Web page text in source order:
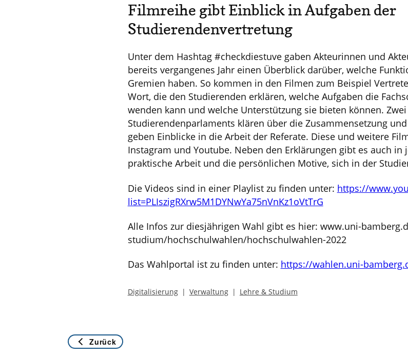
Filmreihe gibt Einblick in Aufgaben der
Studierendenvertretung
Unter dem Hashtag #checkdiestuve gaben Akteurinnen und
bereits vergangenes Jahr einen Überblick darüber, welche
Gremien haben. So kommen in den Filmen zum Beispiel
Wort, die den Studierenden erklären, welche Aufgaben die
wenden kann und welche Unterstützung sie bieten können.
Studierendenparlaments klären über die Zusammensetzung
geben Einblicke in die Arbeit der Referate. Diese und weitere
Instagram und Youtube. Neben den Erklärungen gibt es auch in
praktische Arbeit und die persönlichen Motive, sich in der
Die Videos sind in einer Playlist zu finden unter: https://
list=PLIszigRXrw5M1DYNwYa75nVnKz1oVtTrG
Alle Infos zur diesjährigen Wahl gibt es hier: www.uni-
studium/hochschulwahlen/hochschulwahlen-2022
Das Wahlportal ist zu finden unter: https://wahlen.uni-
Digitalisierung Verwaltung Lehre & Studium
Zurück